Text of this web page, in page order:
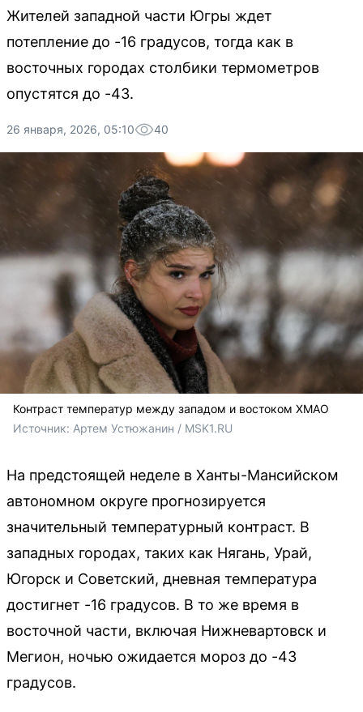
Жителей западной части Югры ждет
потепление до -16 градусов, тогда как в
восточных городах столбики термометров
опустятся до -43.
26 января, 2026, 05:10 40
Контраст температур между западом и востоком ХМАО
Источник: Артем Устюжанин / MSK1.RU
На предстоящей неделе в Ханты-Мансийском
автономном округе прогнозируется
значительный температурный контраст. В
западных городах, таких как Нягань, Урай,
Югорск и Советский, дневная температура
достигнет -16 градусов. В то же время в
восточной части, включая Нижневартовск и
Мегион, ночью ожидается мороз до -43
градусов.